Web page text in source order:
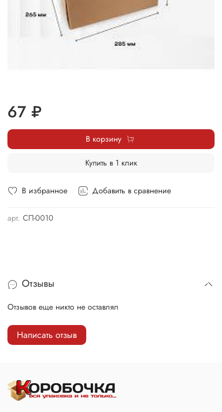
В избранное Добавить в сравнение
арт. СП-0010
67 ₽
В корзину
Купить в 1 клик
Отзывы
Отзывов еще никто не оставлял
Написать отзыв